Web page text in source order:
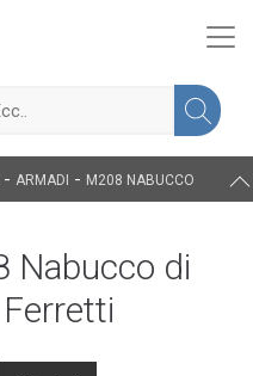
ARMADI - M208 NABUCCO
Nabucco di